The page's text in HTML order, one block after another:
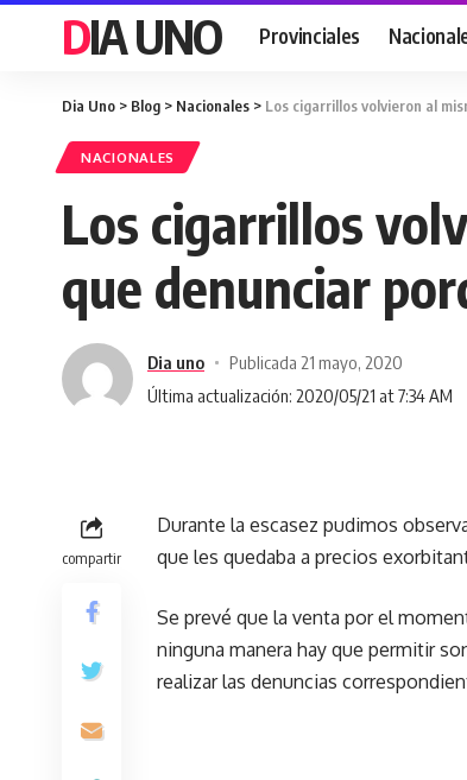
DIA UNO Provinciales
Dia Uno > Blog > Nacionales > Los cigarrillos volvieron al
NACIONALES
Los cigarrillos
que denunciar
Última actualización: 2020/05/21 at 7:34 AM
Dia uno Publicada 21 mayo, 2020
compartir
Durante la escasez pudimos
que les quedaba a precios
Se prevé que la venta por el
ninguna manera hay que permitir
realizar las denuncias